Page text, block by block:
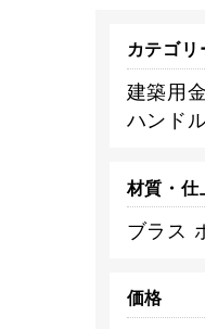
カテゴリ
建築用
ハンド
材質・仕
ブラス
価格